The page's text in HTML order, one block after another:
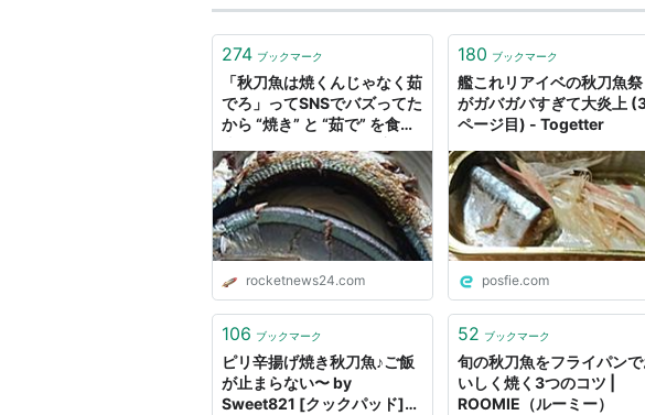
274 ブックマーク
「秋刀魚は焼くんじゃなく茹
でろ」ってSNSでバズってた
から “焼き” と “茹で” を食べ
の味が変わってる
rocketnews24.com
180 ブックマーク
艦これリアイベの秋刀魚祭
がガバガバすぎて大炎上
ページ目) - Togetter
posfie.com
106 ブックマーク
ピリ辛揚げ焼き秋刀魚♪ご飯
が止まらない〜 by
Sweet821 [クックパッド]
52 ブックマーク
旬の秋刀魚をフライパン
いしく焼く3つのコツ |
ROOMIE（ルーミー）